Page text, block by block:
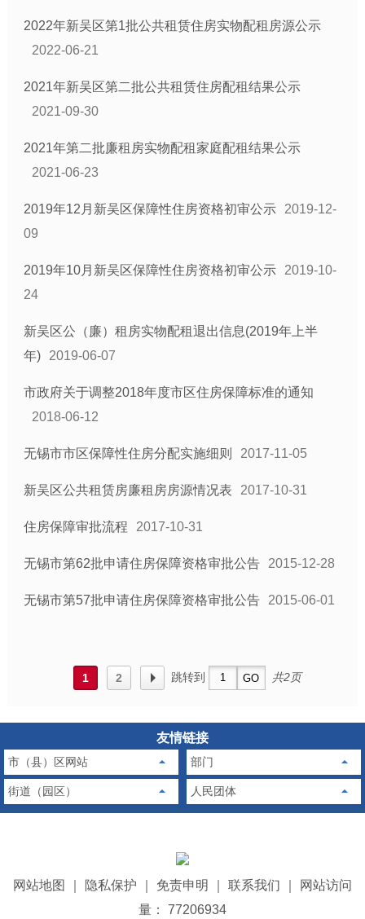
2022年新吴区第1批公共租赁住房实物配租房源公示
2022-06-21
2021年新吴区第二批公共租赁住房配租结果公示
2021-09-30
2021年第二批廉租房实物配租家庭配租结果公示
2021-06-23
2019年12月新吴区保障性住房资格初审公示
2019-12-
09
2019年10月新吴区保障性住房资格初审公示
2019-10-
24
新吴区公（廉）租房实物配租退出信息(2019年上半
年)
2019-06-07
市政府关于调整2018年度市区住房保障标准的通知
2018-06-12
无锡市市区保障性住房分配实施细则 2017-11-05
新吴区公共租赁房廉租房房源情况表 2017-10-31
住房保障审批流程 2017-10-31
无锡市第62批申请住房保障资格审批公告 2015-12-28
无锡市第57批申请住房保障资格审批公告 2015-06-01
1 2 跳转到 共2页
友情链接
市（县）区网站 部门
街道（园区） 人民团体
网站地图 隐私保护 免责申明 联系我们
网站访问
量： 77206934